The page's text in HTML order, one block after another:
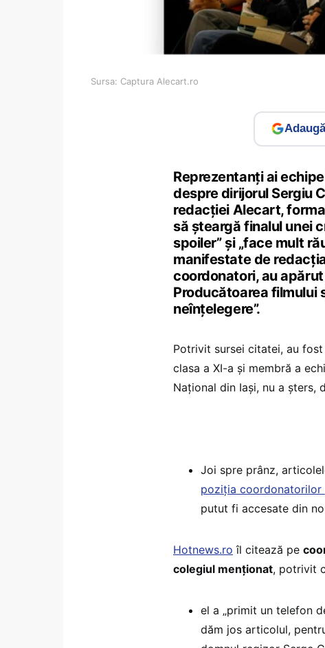
Sursa: Captura Alecart.ro
Reprezentanți ai
despre dirijorul Sergiu
redacției Alecart,
să șteargă finalul unei
spoiler” și „face mult
manifestate de
coordonatori, au
Producătoarea filmului
neînțelegere”.
Potrivit sursei citatei, au
clasa a XI-a și membră a
Național din Iași, nu a șters,
Joi spre prânz,
poziția coordonatorilor
putut fi accesate din
Hotnews.ro îl citează pe
colegiul menționat, potrivit
el a „primit un telefon
dăm jos articolul,